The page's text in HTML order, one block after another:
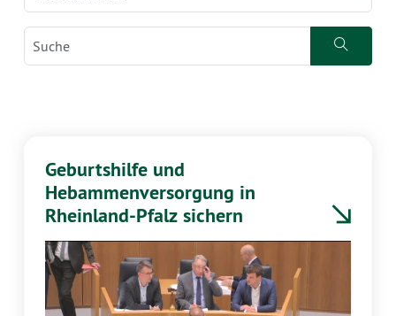
Geburtshilfe und
Hebammenversorgung in
Rheinland-Pfalz sichern